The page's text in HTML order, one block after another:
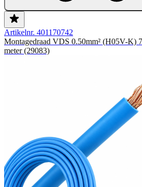
Artikelnr. 401170742
Montagedraad VDS 0.50mm² (H05V-K)
meter (29083)